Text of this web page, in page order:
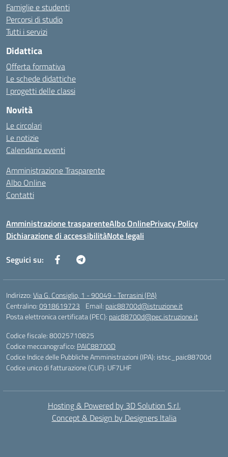
Famiglie e studenti
Percorsi di studio
Tutti i servizi
Didattica
Offerta formativa
Le schede didattiche
I progetti delle classi
Novità
Le circolari
Le notizie
Calendario eventi
Amministrazione Trasparente
Albo Online
Contatti
Amministrazione trasparenteAlbo OnlinePrivacy Policy
Dichiarazione di accessibilitàNote legali
Seguici su:
Indirizzo:Via G. Consiglio, 1 - 90049 - Terrasini (PA)
Centralino:0918619723 Email: paic88700d@istruzione.it
Posta elettronica certificata (PEC): paic88700d@pec.istruzione.it
Codice fiscale: 80025710825
Codice meccanografico: PAIC88700D
Codice Indice delle Pubbliche Amministrazioni (IPA): istsc_paic88700d
Codice unico di fatturazione (CUF): UF7LHF
Hosting & Powered by 3D Solution S.r.l.
Concept & Design by Designers Italia